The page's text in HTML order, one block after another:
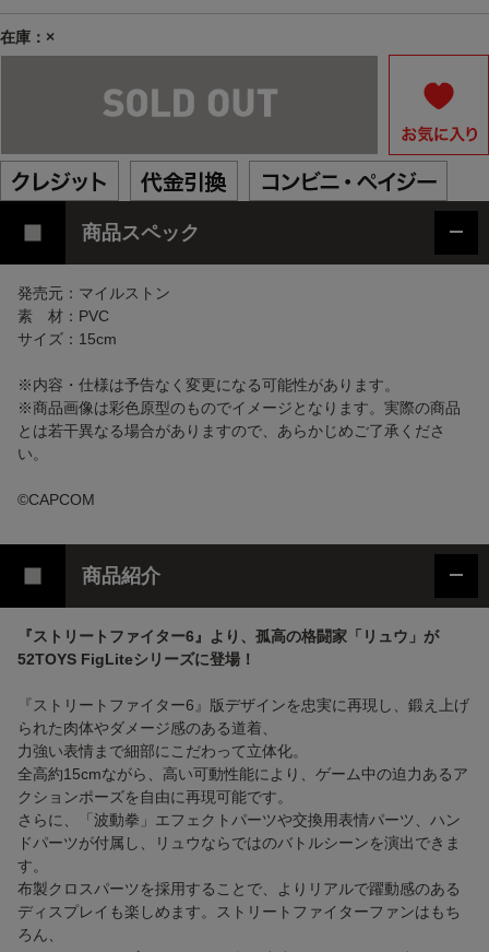
在庫：×
商品スペック
発売元：マイルストン
素 材：PVC
サイズ：15cm
※内容・仕様は予告なく変更になる可能性があります。
※商品画像は彩色原型のものでイメージとなります。実際の商品
とは若干異なる場合がありますので、あらかじめご了承くださ
い。
©CAPCOM
商品紹介
『ストリートファイター6』より、孤高の格闘家「リュウ」が
52TOYS FigLiteシリーズに登場！
『ストリートファイター6』版デザインを忠実に再現し、鍛え上げ
られた肉体やダメージ感のある道着、
力強い表情まで細部にこだわって立体化。
全高約15cmながら、高い可動性能により、ゲーム中の迫力あるア
クションポーズを自由に再現可能です。
さらに、「波動拳」エフェクトパーツや交換用表情パーツ、ハン
ドパーツが付属し、リュウならではのバトルシーンを演出できま
す。
布製クロスパーツを採用することで、よりリアルで躍動感のある
ディスプレイも楽しめます。ストリートファイターファンはもち
ろん、